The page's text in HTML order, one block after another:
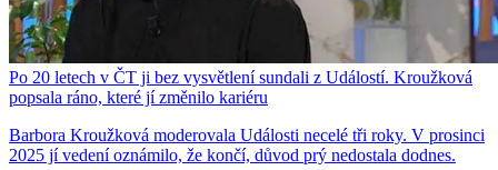
Po 20 letech v ČT ji bez vysvětlení sundali z Událostí. Kroužková
popsala ráno, které jí změnilo kariéru
Barbora Kroužková moderovala Události necelé tři roky. V prosinci
2025 jí vedení oznámilo, že končí, důvod prý nedostala dodnes.